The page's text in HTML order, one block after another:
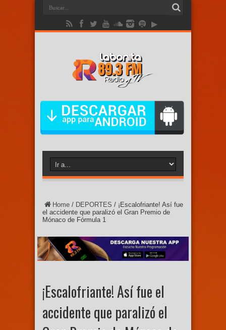
Home / DEPORTES / ¡Escalofriante! Así fue
el accidente que paralizó el Gran Premio de
Mónaco de Fórmula 1
¡Escalofriante! Así fue el
accidente que paralizó el